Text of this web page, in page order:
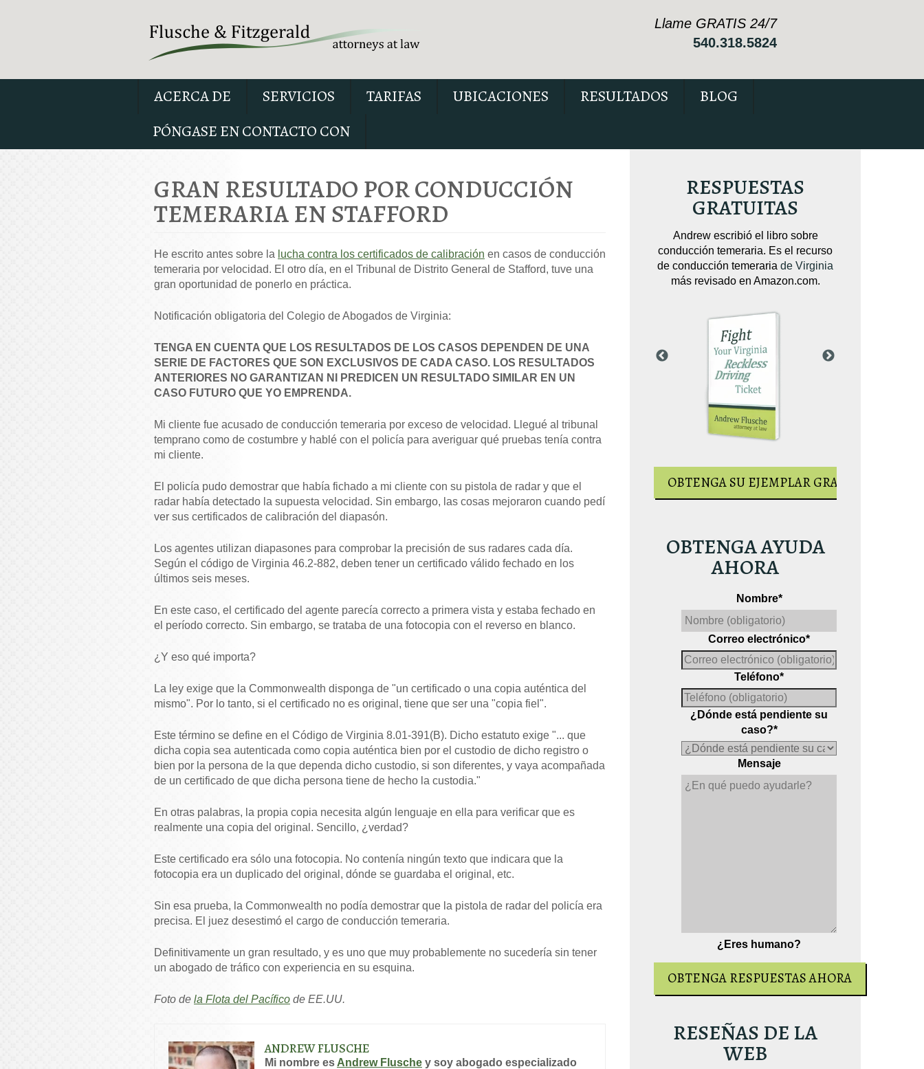
Llame GRATIS 24/7
540.318.5824
ACERCA DE SERVICIOS TARIFAS UBICACIONES RESULTADOS
BLOG
PÓNGASE EN CONTACTO CON
GRAN RESULTADO POR CONDUCCIÓN
TEMERARIA EN STAFFORD
He escrito antes sobre la lucha contra los certificados de calibración en casos de conducción
temeraria por velocidad. El otro día, en el Tribunal de Distrito General de Stafford, tuve una
gran oportunidad de ponerlo en práctica.
Notificación obligatoria del Colegio de Abogados de Virginia:
TENGA EN CUENTA QUE LOS RESULTADOS DE LOS CASOS DEPENDEN DE UNA
SERIE DE FACTORES QUE SON EXCLUSIVOS DE CADA CASO. LOS RESULTADOS
ANTERIORES NO GARANTIZAN NI PREDICEN UN RESULTADO SIMILAR EN UN
CASO FUTURO QUE YO EMPRENDA.
Mi cliente fue acusado de conducción temeraria por exceso de velocidad. Llegué al tribunal
temprano como de costumbre y hablé con el policía para averiguar qué pruebas tenía contra
mi cliente.
El policía pudo demostrar que había fichado a mi cliente con su pistola de radar y que el
radar había detectado la supuesta velocidad. Sin embargo, las cosas mejoraron cuando pedí
ver sus certificados de calibración del diapasón.
Los agentes utilizan diapasones para comprobar la precisión de sus radares cada día.
Según el código de Virginia 46.2-882, deben tener un certificado válido fechado en los
últimos seis meses.
En este caso, el certificado del agente parecía correcto a primera vista y estaba fechado en
el período correcto. Sin embargo, se trataba de una fotocopia con el reverso en blanco.
¿Y eso qué importa?
La ley exige que la Commonwealth disponga de "un certificado o una copia auténtica del
mismo". Por lo tanto, si el certificado no es original, tiene que ser una "copia fiel".
Este término se define en el Código de Virginia 8.01-391(B). Dicho estatuto exige "... que
dicha copia sea autenticada como copia auténtica bien por el custodio de dicho registro o
bien por la persona de la que dependa dicho custodio, si son diferentes, y vaya acompañada
de un certificado de que dicha persona tiene de hecho la custodia."
En otras palabras, la propia copia necesita algún lenguaje en ella para verificar que es
realmente una copia del original. Sencillo, ¿verdad?
Este certificado era sólo una fotocopia. No contenía ningún texto que indicara que la
fotocopia era un duplicado del original, dónde se guardaba el original, etc.
Sin esa prueba, la Commonwealth no podía demostrar que la pistola de radar del policía era
precisa. El juez desestimó el cargo de conducción temeraria.
Definitivamente un gran resultado, y es uno que muy probablemente no sucedería sin tener
un abogado de tráfico con experiencia en su esquina.
Foto de la Flota del Pacífico de EE.UU.
ANDREW FLUSCHE
Mi nombre es Andrew Flusche y soy abogado especializado
RESPUESTAS
GRATUITAS
conducir con el permiso suspendido
explica seis cuestiones críticas que
OBTENGA SU EJEMPLAR GRATUITO
Andrew escribió el libro sobre
conducción temeraria. Es el recurso
de conducción temeraria de Virginia
más revisado en Amazon.com.
OBTENGA SU EJEMPLAR GRATUITO
OBTENGA AYUDA
AHORA
Nombre*
Correo electrónico*
Teléfono*
¿Dónde está pendiente su
caso?*
Mensaje
¿Eres humano?
RESEÑAS DE LA
WEB